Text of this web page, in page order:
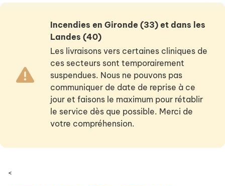
Incendies en Gironde (33) et dans les
Landes (40)
Les livraisons vers certaines cliniques de
ces secteurs sont temporairement
suspendues. Nous ne pouvons pas
communiquer de date de reprise à ce
jour et faisons le maximum pour rétablir
le service dès que possible. Merci de
votre compréhension.
<